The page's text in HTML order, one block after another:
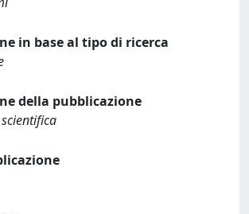
in base al tipo di ricerca
della pubblicazione